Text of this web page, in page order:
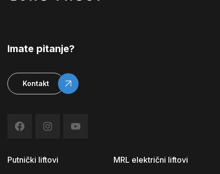
Putnički liftovi MRL električni liftovi
Imate pitanje?
Kontakt